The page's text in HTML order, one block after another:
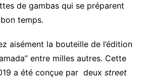
de gambas qui se préparent
temps.
aisément la bouteille de l’édition
entre milles autres. Cette
a été conçue par deux street